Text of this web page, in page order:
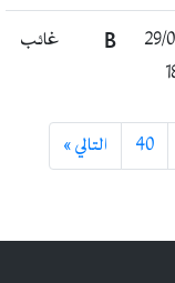
29/
B غائب
40 التالي »